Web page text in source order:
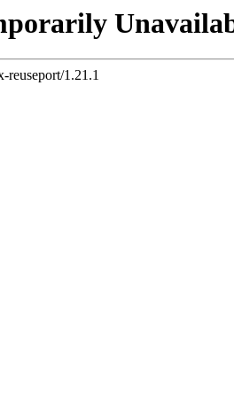
reuseport/1.21.1